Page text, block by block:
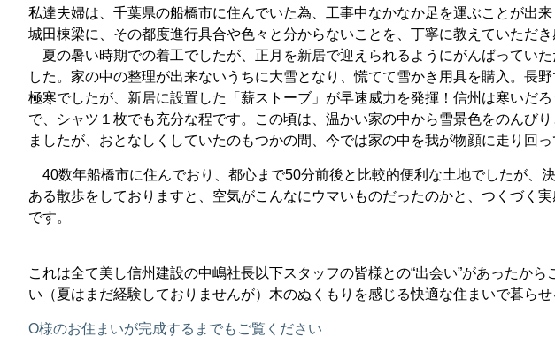
私達夫婦は、千葉県の船橋市に住んでいた為、工事中なかなか足を運ぶことが出
城田棟梁に、その都度進行具合や色々と分からないことを、丁寧に教えていただき
夏の暑い時期での着工でしたが、正月を新居で迎えられるようにがんばってい
した。家の中の整理が出来ないうちに大雪となり、慌てて雪かき用具を購入。長
極寒でしたが、新居に設置した「薪ストーブ」が早速威力を発揮！信州は寒いだ
で、シャツ１枚でも充分な程です。この頃は、温かい家の中から雪景色をのんび
ましたが、おとなしくしていたのもつかの間、今では家の中を我が物顔に走り回っ
40数年船橋市に住んでおり、都心まで50分前後と比較的便利な土地でしたが、
ある散歩をしておりますと、空気がこんなにウマいものだったのかと、つくづく
です。
これは全て美し信州建設の中嶋社長以下スタッフの皆様との“出会い”があったか
い（夏はまだ経験しておりませんが）木のぬくもりを感じる快適な住まいで暮らせ
O様のお住まいが完成するまでもご覧ください